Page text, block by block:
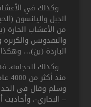
وكذلك في الأعشاب،
الجبل واليانسون (الحبة
من الأعشاب الحارة
والبقدونس والكزبرة
الباردة (ين)… وهكذا..
وكذلك الحجامة، فهي
منذ أكثر
وسلم وقال في الحديث
– البخاري-، وأحاديث